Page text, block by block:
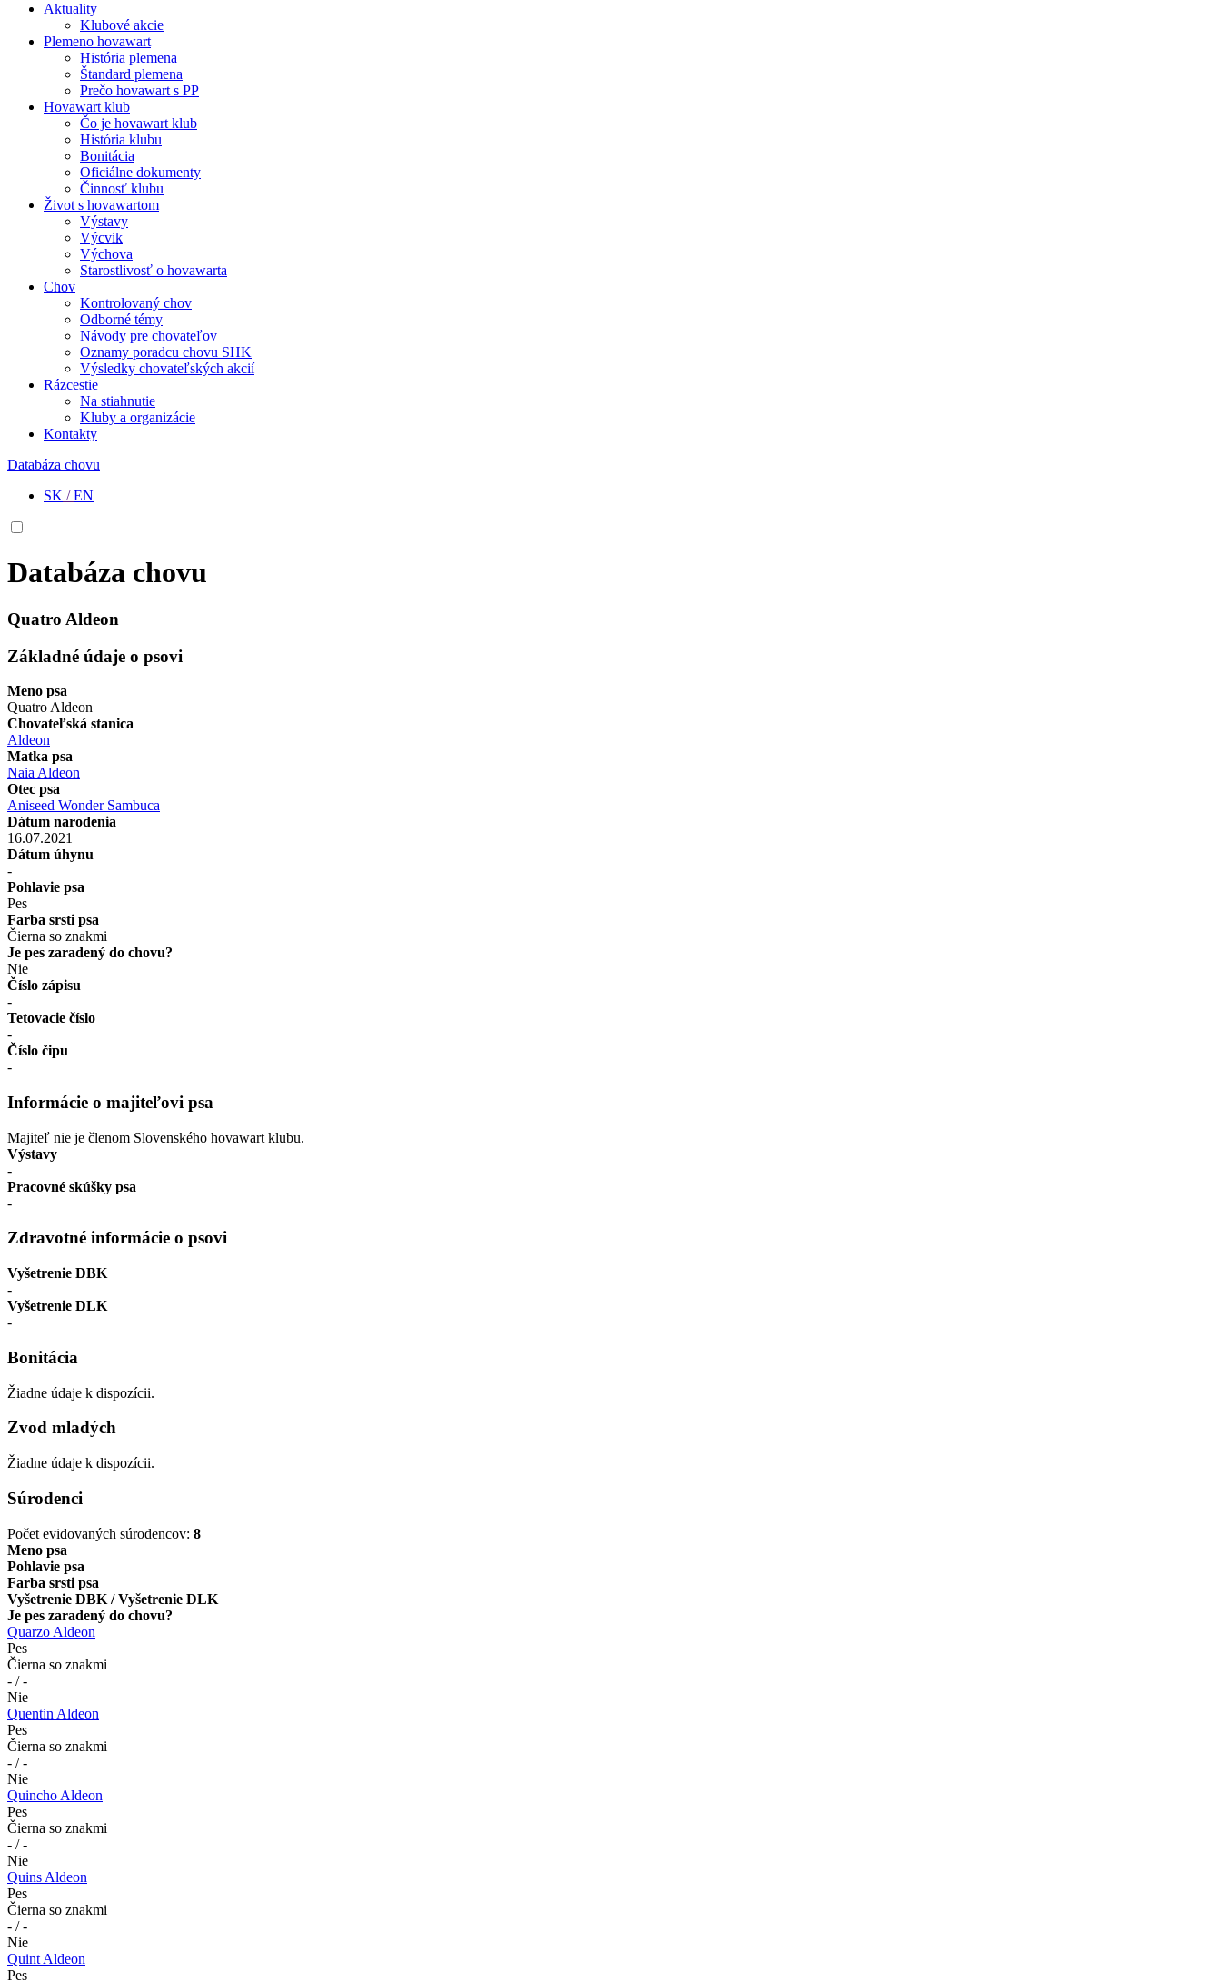
Aktuality
Klubové akcie
Plemeno hovawart
História plemena
Štandard plemena
Prečo hovawart s PP
Hovawart klub
Čo je hovawart klub
História klubu
Bonitácia
Oficiálne dokumenty
Činnosť klubu
Život s hovawartom
Výstavy
Výcvik
Výchova
Starostlivosť o hovawarta
Chov
Kontrolovaný chov
Odborné témy
Návody pre chovateľov
Oznamy poradcu chovu SHK
Výsledky chovateľských akcií
Rázcestie
Na stiahnutie
Kluby a organizácie
Kontakty
Databáza chovu
SK /EN
Databáza chovu
Quatro Aldeon
Základné údaje o psovi
Meno psa
Quatro Aldeon
Chovateľská stanica
Aldeon
Matka psa
Naia Aldeon
Otec psa
Aniseed Wonder Sambuca
Dátum narodenia
16.07.2021
Dátum úhynu
-
Pohlavie psa
Pes
Farba srsti psa
Čierna so znakmi
Je pes zaradený do chovu?
Nie
Číslo zápisu
-
Tetovacie číslo
-
Číslo čipu
-
Informácie o majiteľovi psa
Majiteľ nie je členom Slovenského hovawart klubu.
Výstavy
-
Pracovné skúšky psa
-
Zdravotné informácie o psovi
Vyšetrenie DBK
-
Vyšetrenie DLK
-
Bonitácia
Žiadne údaje k dispozícii.
Zvod mladých
Žiadne údaje k dispozícii.
Súrodenci
Počet evidovaných súrodencov: 8
Meno psa
Pohlavie psa
Farba srsti psa
Vyšetrenie DBK / Vyšetrenie DLK
Je pes zaradený do chovu?
Quarzo Aldeon
Pes
Čierna so znakmi
- / -
Nie
Quentin Aldeon
Pes
Čierna so znakmi
- / -
Nie
Quincho Aldeon
Pes
Čierna so znakmi
- / -
Nie
Quins Aldeon
Pes
Čierna so znakmi
- / -
Nie
Quint Aldeon
Pes